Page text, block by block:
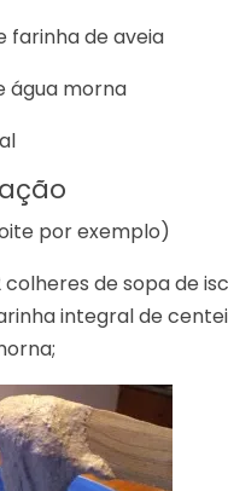
farinha de aveia
água morna
por exemplo)
colheres de sopa de
integral de